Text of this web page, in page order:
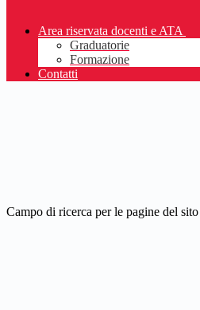
Area riservata docenti e ATA
Graduatorie
Formazione
Contatti
Campo di ricerca per le pagine del sito